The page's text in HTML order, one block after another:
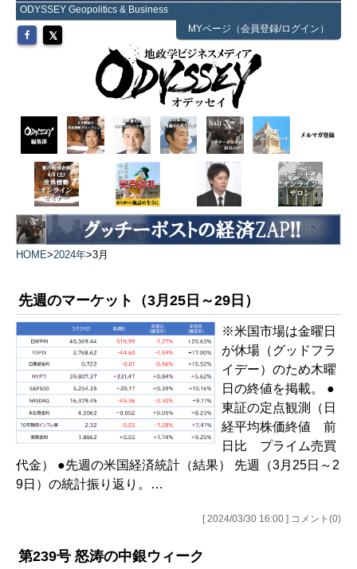
ODYSSEY Geopolitics & Business
MYページ（会員登録/ログイン）
HOME>2024年>3月
先週のマーケット（3月25日～29日）
※米国市場は金曜日
が休場（グッドフラ
イデー）のため木曜
日の終値を掲載。 ●
東証の定点観測（日
経平均株価終値 前
日比 プライム売買
代金） ●先週の米国経済統計（結果） 先週（3月25日～2
9日）の統計振り返り。…
[ 2024/03/30 16:00 ] コメント(0)
第239号 怒涛の中銀ウィーク